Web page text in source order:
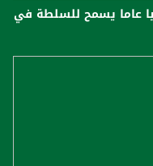
عاما يسمح للسلطة في